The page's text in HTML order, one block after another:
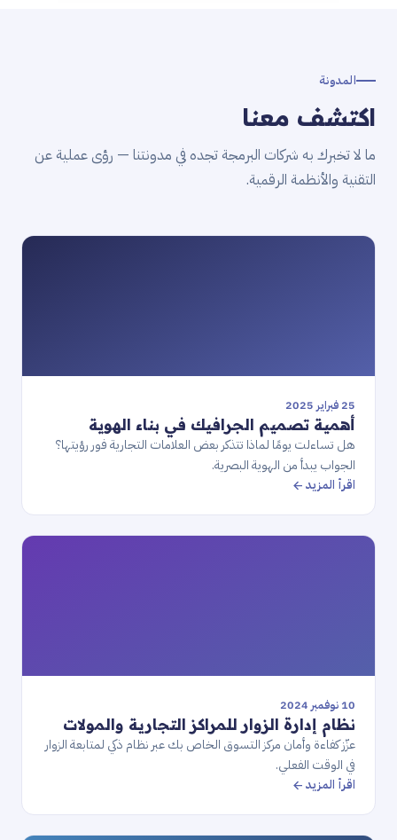
المدونة
اكتشف معنا
ما لا تخبرك به شركات البرمجة تجده في مدونتنا — رؤى عملية عن
التقنية والأنظمة الرقمية.
25 فبراير 2025
أهمية تصميم الجرافيك في بناء الهوية
هل تساءلت يومًا لماذا تتذكر بعض العلامات التجارية فور رؤيتها؟
الجواب يبدأ من الهوية البصرية.
اقرأ المزيد
10 نوفمبر 2024
نظام إدارة الزوار للمراكز التجارية والمولات
عزّز كفاءة وأمان مركز التسوق الخاص بك عبر نظام ذكي لمتابعة الزوار
في الوقت الفعلي.
اقرأ المزيد